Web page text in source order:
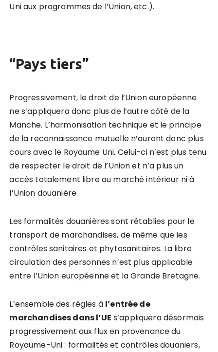
Uni aux programmes de l’Union, etc.).
“Pays tiers”
Progressivement, le droit de l’Union européenne
ne s’appliquera donc plus de l’autre côté de la
Manche. L’harmonisation technique et le principe
de la reconnaissance mutuelle n’auront donc plus
cours avec le Royaume Uni. Celui-ci n’est plus tenu
de respecter le droit de l’Union et n’a plus un
accès totalement libre au marché intérieur ni à
l’Union douanière.
Les formalités douanières sont rétablies pour le
transport de marchandises, de même que les
contrôles sanitaires et phytosanitaires. La libre
circulation des personnes n’est plus applicable
entre l’Union européenne et la Grande Bretagne.
L’ensemble des règles à l’entrée de
marchandises dans l’UE s’appliquera désormais
progressivement aux flux en provenance du
Royaume-Uni : formalités et contrôles douaniers,